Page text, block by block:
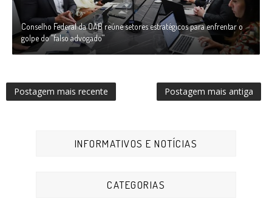
Conselho Federal da OAB reúne setores estratégicos para enfrentar o
golpe do “falso advogado”
Postagem mais recente Postagem mais antiga
INFORMATIVOS E NOTÍCIAS
CATEGORIAS